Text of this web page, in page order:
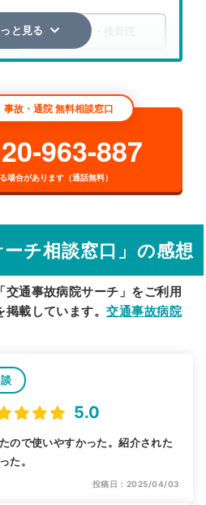
整骨院・接骨院
索する
件で絞り込む
の検索方法
院名から探す
と見る
事故・通院 無料相談窓口
963-887
場合があります（通話無料）
ーチ相談窓口」の感想
通事故病院サーチ」をご利用
掲載しています。交通事故病院
5.0
ので使いやすかった。紹介された
た。
投稿日：2025/04/03